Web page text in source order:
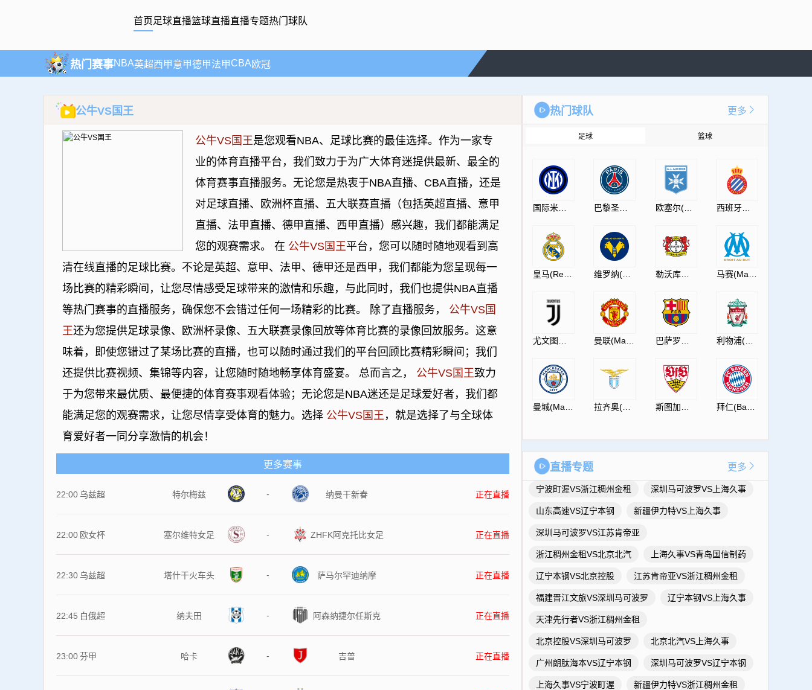
首页足球直播篮球直播直播专题热门球队
热门赛事NBA英超西甲意甲德甲法甲CBA欧冠
公牛VS国王
公牛VS国王是您观看NBA、足球比赛的最佳选择。作为一家专
业的体育直播平台，我们致力于为广大体育迷提供最新、最全的
体育赛事直播服务。无论您是热衷于NBA直播、CBA直播，还是
对足球直播、欧洲杯直播、五大联赛直播（包括英超直播、意甲
直播、法甲直播、德甲直播、西甲直播）感兴趣，我们都能满足
您的观赛需求。 在 公牛VS国王平台，您可以随时随地观看到高
清在线直播的足球比赛。不论是英超、意甲、法甲、德甲还是西甲，我们都能为您呈现每一
场比赛的精彩瞬间，让您尽情感受足球带来的激情和乐趣，与此同时，我们也提供NBA直播
等热门赛事的直播服务，确保您不会错过任何一场精彩的比赛。 除了直播服务， 公牛VS国
王还为您提供足球录像、欧洲杯录像、五大联赛录像回放等体育比赛的录像回放服务。这意
味着，即使您错过了某场比赛的直播，也可以随时通过我们的平台回顾比赛精彩瞬间；我们
还提供比赛视频、集锦等内容，让您随时随地畅享体育盛宴。 总而言之， 公牛VS国王致力
于为您带来最优质、最便捷的体育赛事观看体验；无论您是NBA迷还是足球爱好者，我们都
能满足您的观赛需求，让您尽情享受体育的魅力。选择 公牛VS国王 ，就是选择了与全球体
育爱好者一同分享激情的机会！
更多赛事
22:00乌兹超 特尔梅兹 - 纳曼干新春 正在直播
22:00 欧女杯 塞尔维特女足 - ZHFK阿克托比女足 正在直播
22:30乌兹超 塔什干火车头 - 萨马尔罕迪纳摩 正在直播
22:45 白俄超 纳夫田 - 阿森纳捷尔任斯克 正在直播
23:00芬甲 哈卡 - 吉普 正在直播
热门球队 更多
足球 篮球
国际米兰(InternazionaleMilano) 欧塞尔(AJAuxerre)
皇马(RealMadrid) 勒沃库森(Leverkusen)
直播专题 更多
宁波町渥VS浙江稠州金租 深圳马可波罗VS上海久事
山东高速VS辽宁本钢 新疆伊力特VS上海久事
深圳马可波罗VS江苏肯帝亚
浙江稠州金租VS北京北汽 上海久事VS青岛国信制药
辽宁本钢VS北京控股 江苏肯帝亚VS浙江稠州金租
福建晋江文旅VS深圳马可波罗 辽宁本钢VS上海久事
天津先行者VS浙江稠州金租
北京控股VS深圳马可波罗 北京北汽VS上海久事
广州朗肽海本VS辽宁本钢 深圳马可波罗VS辽宁本钢
上海久事VS宁波町渥 新疆伊力特VS浙江稠州金租